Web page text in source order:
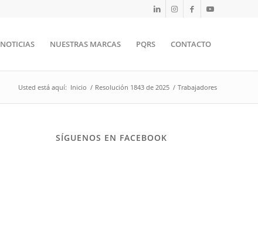
NOTICIAS NUESTRAS MARCAS PQRS CONTACTO
Usted está aquí: Inicio / Resolución 1843 de 2025 / Trabajadores
SÍGUENOS EN FACEBOOK